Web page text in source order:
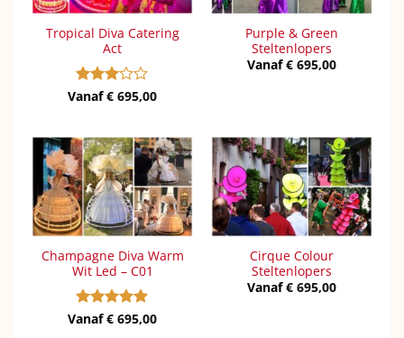
Tropical Diva Catering
Act
Gewaardeerd
Vanaf€ 695,00
Purple & Green
Steltenlopers
Vanaf€ 695,00
Champagne Diva Warm
Wit Led – C01
Gewaardeerd
Vanaf€ 695,00
Cirque Colour
Steltenlopers
Vanaf€ 695,00